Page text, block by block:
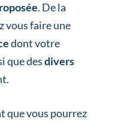
. De la
vous faire une
dont votre
que desdivers
que vous pourrez